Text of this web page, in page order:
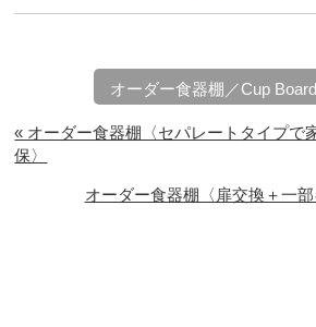
オーダー食器棚／Cup
« オーダー食器棚〈セパレートタイプで
保〉
オーダー食器棚〈扉交換＋一